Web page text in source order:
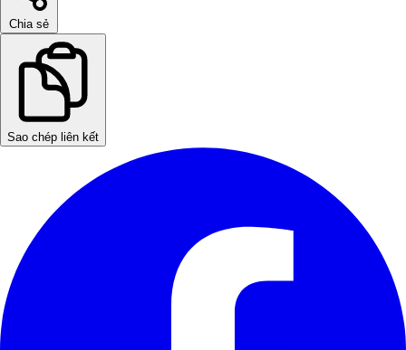
Chia sẻ
Sao chép liên kết